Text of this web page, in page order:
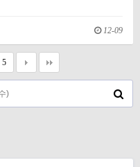
12-09
5